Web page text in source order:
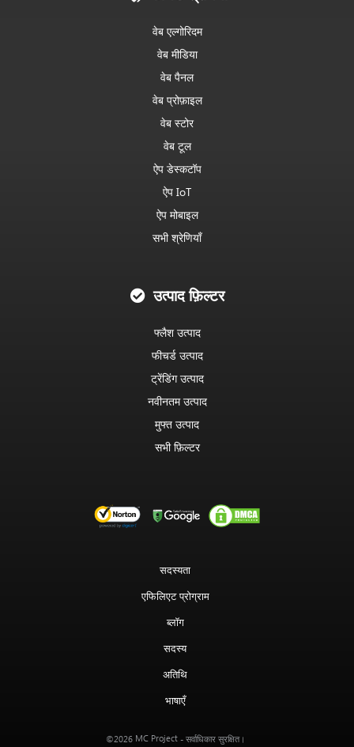
वेब एल्गोरिदम
वेब मीडिया
वेब पैनल
वेब प्रोफ़ाइल
वेब स्टोर
वेब टूल
ऐप डेस्कटॉप
ऐप IoT
ऐप मोबाइल
सभी श्रेणियाँ
उत्पाद फ़िल्टर
फ्लैश उत्पाद
फीचर्ड उत्पाद
ट्रेंडिंग उत्पाद
नवीनतम उत्पाद
मुफ्त उत्पाद
सभी फ़िल्टर
सदस्यता
एफिलिएट प्रोग्राम
ब्लॉग
सदस्य
अतिथि
भाषाएँ
©2026 MC Project - सर्वाधिकार सुरक्षित।